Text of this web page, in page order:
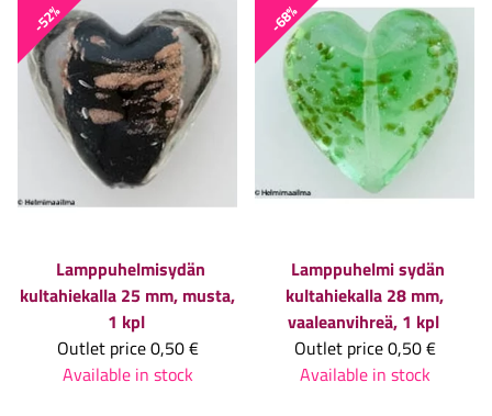
-52%
Lamppuhelmisydän
kultahiekalla 25 mm, musta,
1 kpl
Outlet price0,50 €
Available in stock
-68%
Lamppuhelmi sydän
kultahiekalla 28 mm,
vaaleanvihreä, 1 kpl
Outlet price0,50 €
Available in stock